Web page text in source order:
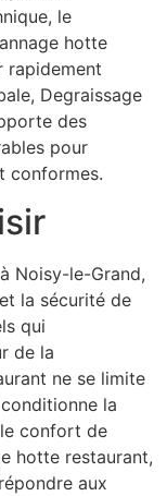
le
hotte
rapidement
Degraissage
des
pour
conformes.
Noisy-le-Grand,
la sécurité de
qui
de la
ne se limite
la
le confort de
hotte restaurant,
aux